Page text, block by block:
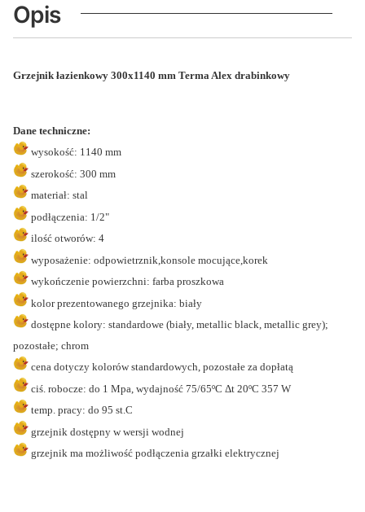
Opis
Grzejnik łazienkowy 300x1140 mm Terma Alex drabinkowy
Dane techniczne:
wysokość: 1140 mm
szerokość: 300 mm
materiał: stal
podłączenia: 1/2"
ilość otworów: 4
wyposażenie: odpowietrznik,konsole mocujące,korek
wykończenie powierzchni: farba proszkowa
kolor prezentowanego grzejnika: biały
dostępne kolory: standardowe (biały, metallic black, metallic grey);
pozostałe; chrom
cena dotyczy kolorów standardowych, pozostałe za dopłatą
ciś. robocze: do 1 Mpa, wydajność 75/65ºC Δt 20ºC 357 W
temp. pracy: do 95 st.C
grzejnik dostępny w wersji wodnej
grzejnik ma możliwość podłączenia grzałki elektrycznej